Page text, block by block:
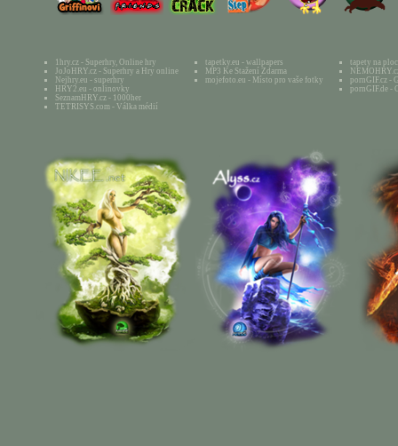
1hry.cz - Superhry, Online hry
JoJoHRY.cz - Superhry a Hry online
Nejhry.eu - superhry
HRY2.eu - onlinovky
SeznamHRY.cz - 1000her
TETRISYS.com - Válka médií
tapetky.eu - wallpapers
MP3 Ke Stažení Zdarma
mojefoto.eu - Místo pro vaše fotky
tapety na
pornGIF.cz -
pornGIF.de -